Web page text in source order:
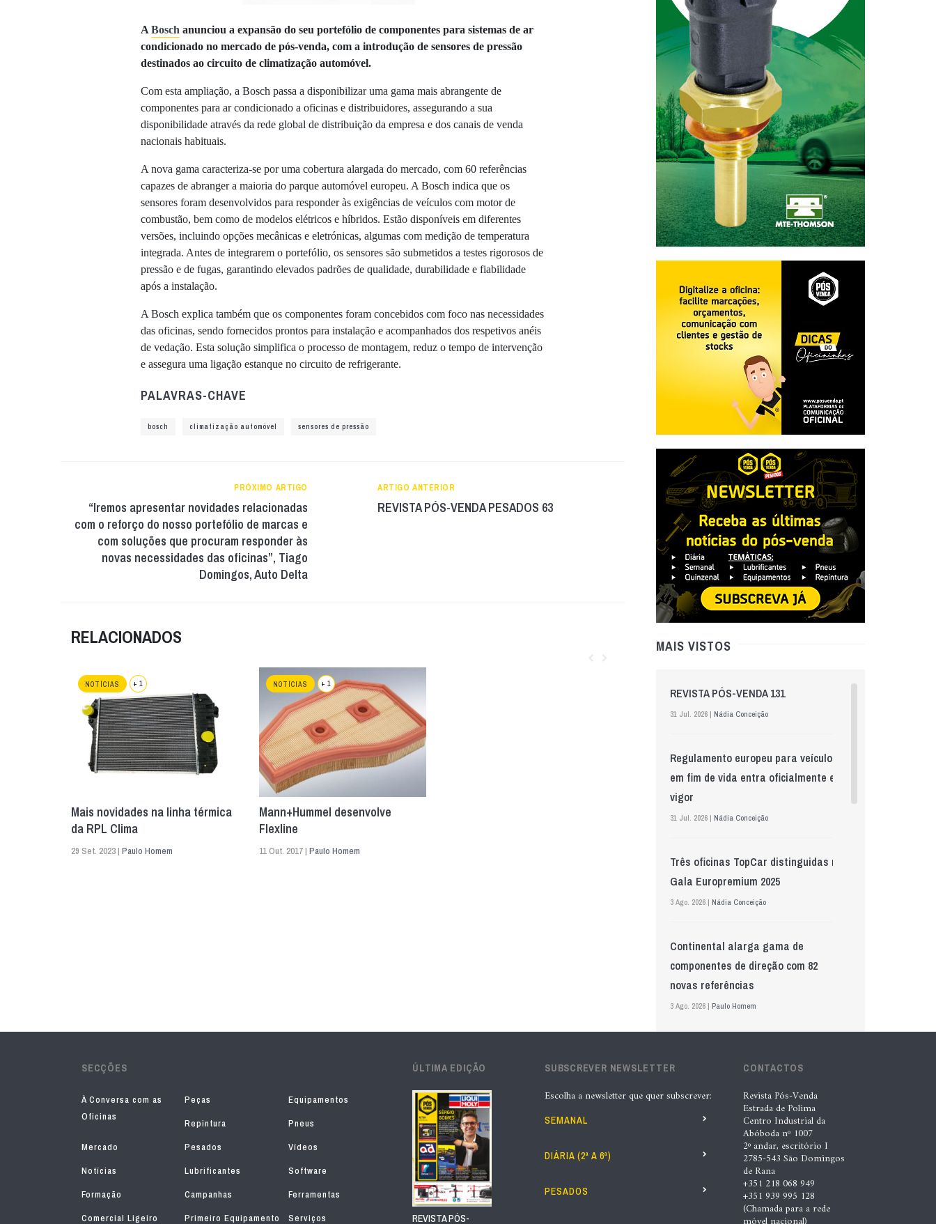
A Bosch anunciou a expansão do seu portefólio de componentes para sistemas de ar
condicionado no mercado de pós-venda, com a introdução de sensores de pressão
destinados ao circuito de climatização automóvel.
Com esta ampliação, a Bosch passa a disponibilizar uma gama mais abrangente de
componentes para ar condicionado a oficinas e distribuidores, assegurando a sua
disponibilidade através da rede global de distribuição da empresa e dos canais de venda
nacionais habituais.
A nova gama caracteriza-se por uma cobertura alargada do mercado, com 60 referências
capazes de abranger a maioria do parque automóvel europeu. A Bosch indica que os
sensores foram desenvolvidos para responder às exigências de veículos com motor de
combustão, bem como de modelos elétricos e híbridos. Estão disponíveis em diferentes
versões, incluindo opções mecânicas e eletrónicas, algumas com medição de temperatura
integrada. Antes de integrarem o portefólio, os sensores são submetidos a testes rigorosos de
pressão e de fugas, garantindo elevados padrões de qualidade, durabilidade e fiabilidade
após a instalação.
A Bosch explica também que os componentes foram concebidos com foco nas necessidades
das oficinas, sendo fornecidos prontos para instalação e acompanhados dos respetivos anéis
de vedação. Esta solução simplifica o processo de montagem, reduz o tempo de intervenção
e assegura uma ligação estanque no circuito de refrigerante.
PALAVRAS-CHAVE
bosch climatização automóvel sensores de pressão
PRÓXIMO ARTIGO
“Iremos apresentar novidades relacionadas
com o reforço do nosso portefólio de marcas e
com soluções que procuram responder às
novas necessidades das oficinas”, Tiago
Domingos, Auto Delta
ARTIGO ANTERIOR
REVISTA PÓS-VENDA PESADOS 63
RELACIONADOS
NOTÍCIAS + 1
Mais novidades na linha térmica
da RPL Clima
29 Set. 2023 | Paulo Homem
NOTÍCIAS + 1
Mann+Hummel desenvolve
Flexline
11 Out. 2017 | Paulo Homem
MAIS VISTOS
REVISTA PÓS-VENDA 131
31 Jul. 2026 | Nádia Conceição
Regulamento europeu para veículos
em fim de vida entra oficialmente em
vigor
31 Jul. 2026 | Nádia Conceição
Três oficinas TopCar distinguidas na
Gala Europremium 2025
3 Ago. 2026 | Nádia Conceição
Continental alarga gama de
componentes de direção com 82
novas referências
3 Ago. 2026 | Paulo Homem
controlo de qualidade
5 Ago. 2026 | Nádia Conceição
GS Pro Tyres assume representação
exclusiva da Laufenn em Portugal
Paulo Homem
Wolf mostra nova geração de
SECÇÕES
À Conversa com as
Oficinas
Peças
Equipamentos
Repintura
Pneus
Mercado
Pesados
Vídeos
Notícias
Lubrificantes
Software
Formação
Campanhas
Ferramentas
Comercial Ligeiro
Primeiro Equipamento Serviços
ÚLTIMA EDIÇÃO
REVISTA PÓS-
SUBSCREVER NEWSLETTER
Escolha a newsletter que quer subscrever:
SEMANAL
DIÁRIA (2ª A 6ª)
PESADOS
CONTACTOS
Revista Pós-Venda
Estrada de Polima
Centro Industrial da
Abóboda nº 1007
2º andar, escritório I
2785-543 São Domingos
de Rana
+351 218 068 949
+351 939 995 128
(Chamada para a rede